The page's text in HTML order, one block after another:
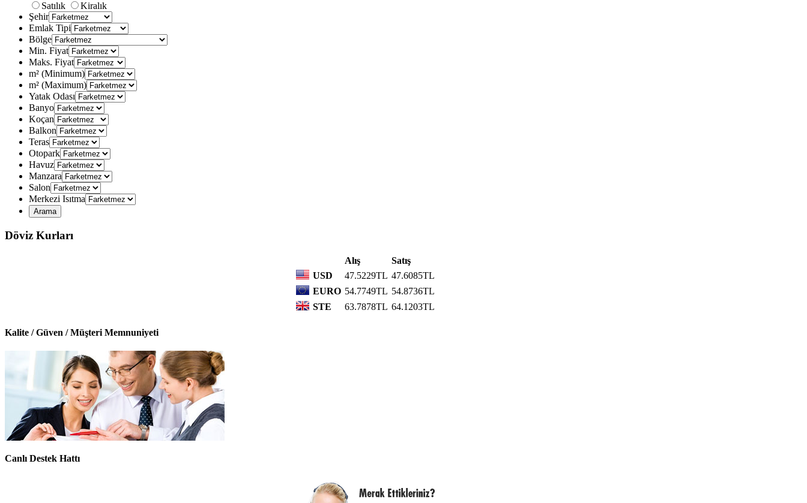
Satılık
Kiralık
Şehir
Emlak Tipi
Bölge
Min. Fiyat
Maks. Fiyat
m² (Minimum)
m² (Maximum)
Yatak Odası
Banyo
Koçan
Balkon
Teras
Otopark
Havuz
Manzara
Salon
Merkezi Isıtma
Döviz Kurları
Alış
Satış
USD
47.5229TL 47.6085TL
EURO 54.7749TL 54.8736TL
STE
63.7878TL 64.1203TL
Kalite / Güven / Müşteri Memnuniyeti
Canlı Destek Hattı